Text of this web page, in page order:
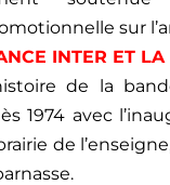
sur
INTER ET LA
de la
1974 avec
de